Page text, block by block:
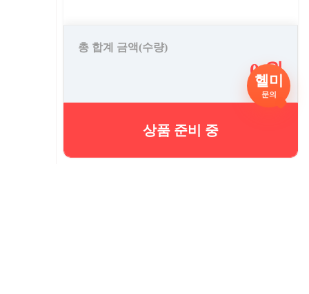
총 합계 금액(수량)
0 원
상품 준비 중
헬미
문의